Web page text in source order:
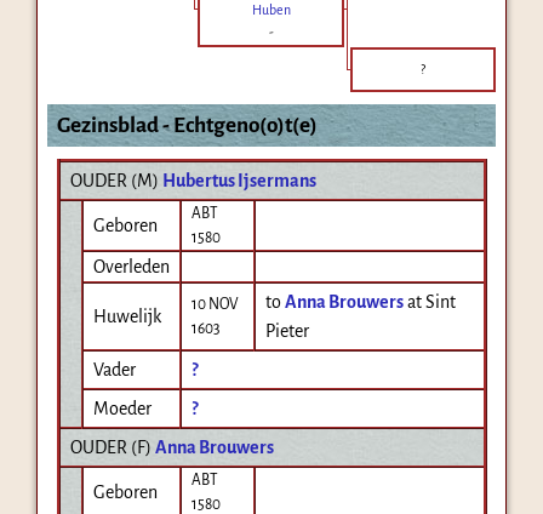
Huben
-
?
Gezinsblad - Echtgeno(o)t(e)
OUDER (M) Hubertus Ijsermans
Geboren
ABT
1580
Overleden
Huwelijk
10 NOV
1603
toAnna Brouwers at Sint
Pieter
Vader
?
Moeder
?
OUDER (F) Anna Brouwers
Geboren
ABT
1580